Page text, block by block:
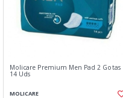
Molicare Premium Men Pad 2 Gotas
14 Uds
MOLICARE